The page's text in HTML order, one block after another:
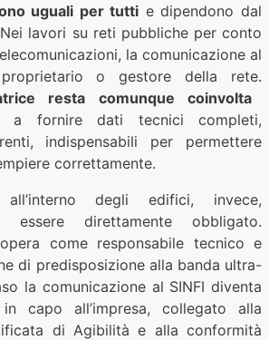
uguali per tutti e dipendono dal
lavori su reti pubbliche per conto
la comunicazione al
o gestore della rete.
resta comunque coinvolta
a fornire dati tecnici completi,
indispensabili per permettere
correttamente.
degli edifici, invece,
essere direttamente obbligato.
come responsabile tecnico e
di predisposizione alla banda ultra-
la comunicazione al SINFI diventa
capo all’impresa, collegato alla
di Agibilità e alla conformità